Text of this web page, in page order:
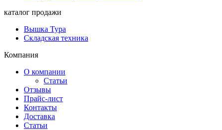
каталог продажи
Вышка Тура
Складская техника
Компания
О компании
Статьи
Отзывы
Прайс-лист
Контакты
Доставка
Статьи